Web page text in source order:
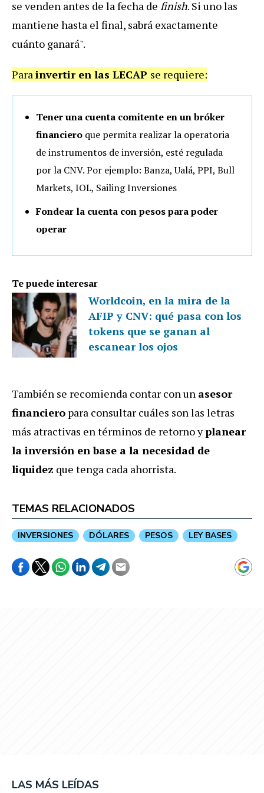
se venden antes de la fecha de finish. Si uno las
mantiene hasta el final, sabrá exactamente
cuánto ganará".
Parainvertir en las LECAP se requiere:
Tener una cuenta comitente en un bróker
financiero que permita realizar la operatoria
de instrumentos de inversión, esté regulada
por la CNV. Por ejemplo: Banza, Ualá, PPI, Bull
Markets, IOL, Sailing Inversiones
Fondear la cuenta con pesos para poder
operar
Te puede interesar
Worldcoin, en la mira de la
AFIP y CNV: qué pasa con los
tokens que se ganan al
escanear los ojos
También se recomienda contar con un asesor
financiero para consultar cuáles son las letras
más atractivas en términos de retorno yplanear
la inversión en base a la necesidad de
liquidez que tenga cada ahorrista.
TEMAS RELACIONADOS
INVERSIONES DÓLARES PESOS LEY BASES
LAS MÁS LEÍDAS